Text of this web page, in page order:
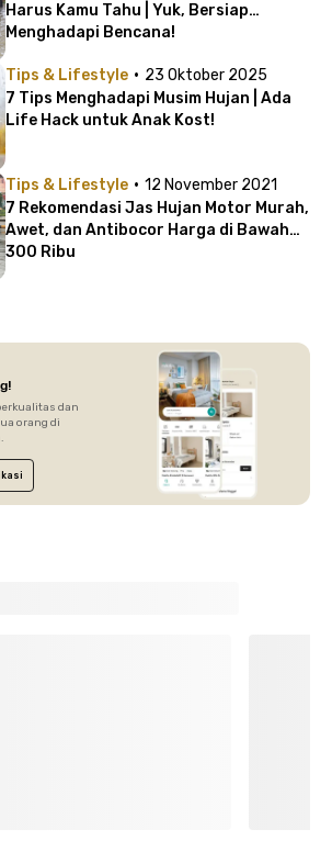
Harus Kamu Tahu | Yuk, Bersiap
Menghadapi Bencana!
Tips & Lifestyle · 23 Oktober 2025
7 Tips Menghadapi Musim Hujan | Ada
Life Hack untuk Anak Kost!
Tips & Lifestyle · 12 November 2021
7 Rekomendasi Jas Hujan Motor Murah,
Awet, dan Antibocor Harga di Bawah
300 Ribu
dan
orang di